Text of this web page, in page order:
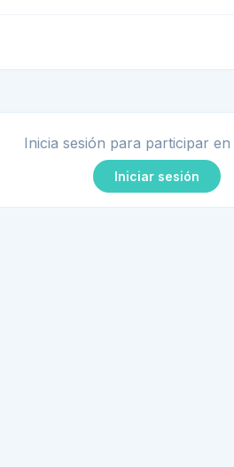
Inicia sesión para participar en
Iniciar sesión